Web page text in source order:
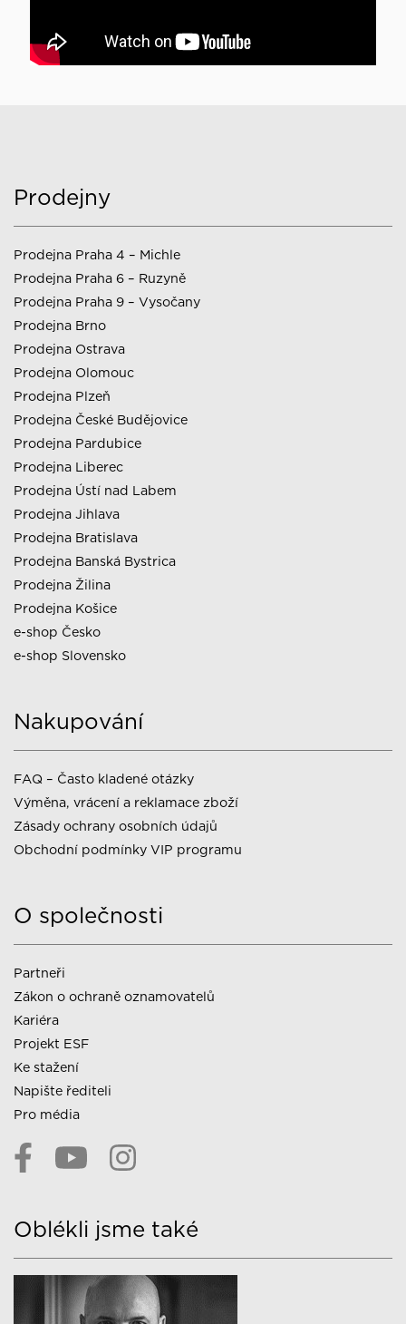
Prodejny
Prodejna Praha 4 – Michle
Prodejna Praha 6 – Ruzyně
Prodejna Praha 9 – Vysočany
Prodejna Brno
Prodejna Ostrava
Prodejna Olomouc
Prodejna Plzeň
Prodejna České Budějovice
Prodejna Pardubice
Prodejna Liberec
Prodejna Ústí nad Labem
Prodejna Jihlava
Prodejna Bratislava
Prodejna Banská Bystrica
Prodejna Žilina
Prodejna Košice
e-shop Česko
e-shop Slovensko
Nakupování
FAQ – Často kladené otázky
Výměna, vrácení a reklamace zboží
Zásady ochrany osobních údajů
Obchodní podmínky VIP programu
O společnosti
Partneři
Zákon o ochraně oznamovatelů
Kariéra
Projekt ESF
Ke stažení
Napište řediteli
Pro média
Oblékli jsme také